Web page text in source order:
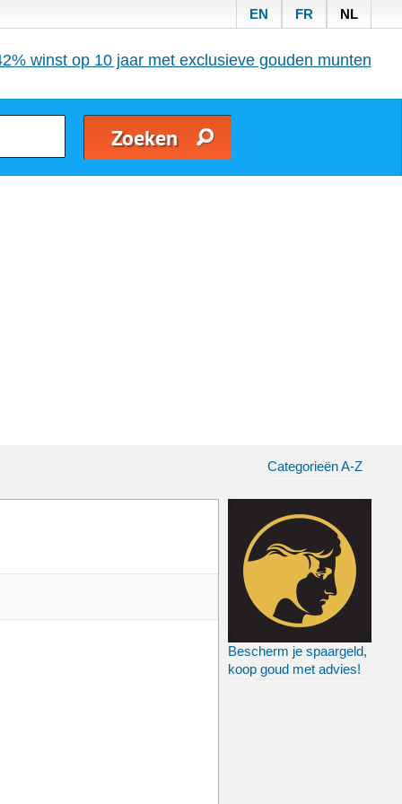
EN FR NL
winst op 10 jaar met exclusieve gouden munten
Categorieën A-Z
Bescherm je spaargeld,
koop goud met advies!